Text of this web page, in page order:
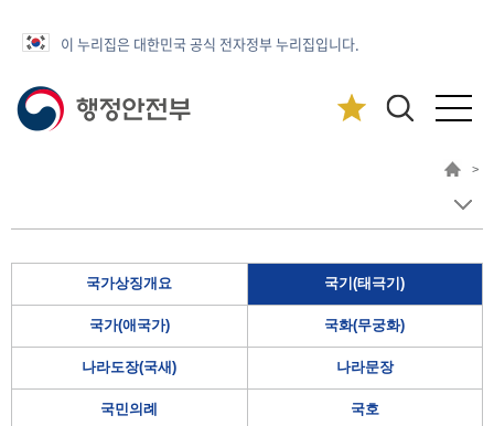
이 누리집은 대한민국 공식 전자정부 누리집입니다.
>
국가상징개요 국기(태극기)
국가(애국가) 국화(무궁화)
나라도장(국새) 나라문장
국민의례 국호